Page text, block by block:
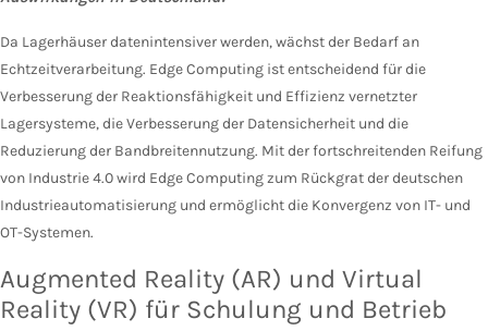
Da Lagerhäuser datenintensiver werden, wächst der Bedarf an
Echtzeitverarbeitung. Edge Computing ist entscheidend für die
Verbesserung der Reaktionsfähigkeit und Effizienz vernetzter
Lagersysteme, die Verbesserung der Datensicherheit und die
Reduzierung der Bandbreitennutzung. Mit der fortschreitenden Reifung
von Industrie 4.0 wird Edge Computing zum Rückgrat der deutschen
Industrieautomatisierung und ermöglicht die Konvergenz von IT- und
OT-Systemen.
Augmented Reality (AR) und Virtual
Reality (VR) für Schulung und Betrieb